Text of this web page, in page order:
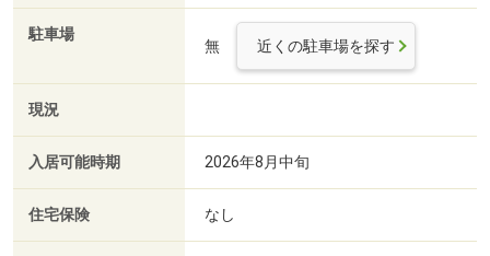
駐車場
無 近くの駐車場を探す
現況
入居可能時期 2026年8月中旬
住宅保険 なし